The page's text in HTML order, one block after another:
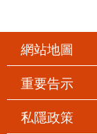
網站地圖
重要告示
私隱政策